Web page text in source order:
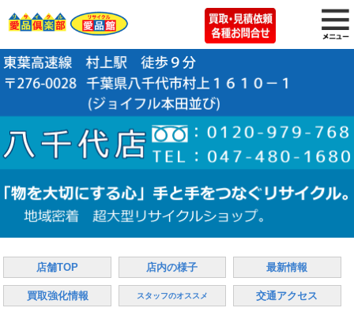
店舗TOP 店内の様子 最新情報
買取強化情報 スタッフのオススメ 交通アクセス